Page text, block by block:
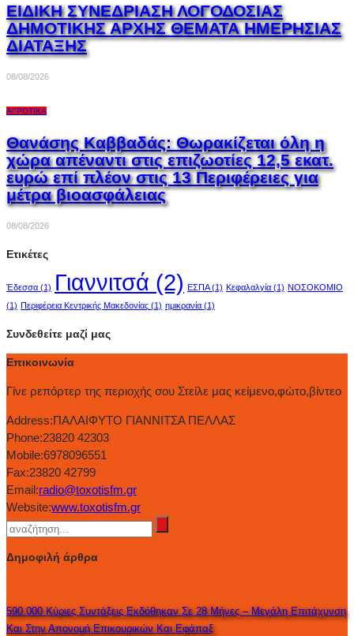
ΕΙΔΙΚΗ ΣΥΝΕΔΡΙΑΣΗ ΛΟΓΟΔΟΣΙΑΣ
ΔΗΜΟΤΙΚΗΣ ΑΡΧΗΣ ΘΕΜΑΤΑ ΗΜΕΡΗΣΙΑΣ
ΔΙΑΤΑΞΗΣ
08/08/2026
ΑΓΡΟΤΙΚΆ
Θανάσης Καββαδάς: Θωρακίζεται όλη η
χώρα απέναντι στις επιζωοτίες 12,5 εκατ.
ευρώ επί πλέον στις 13 Περιφέρειες για
μέτρα βιοασφάλειας
08/08/2026
Ετικέτες
Έδεσσα (1) Γιαννιτσά (2) ΕΣΠΑ(1) Κεφαλαλγία (1) ΝΟΣΟΚΟΜΙΟ
(1) Περιφέρεια Κεντρικής Μακεδονίας (1) ημικρανία (1)
Συνδεθείτε μαζί μας
Επικοινωνία
Γίνε ρεπόρτερ της περιοχής σου Στείλε μας κείμενο,φώτο,βίντεο
Address:ΠΑΛΑΙΦΥΤΟ ΓΙΑΝΝΙΤΣΑ ΠΕΛΛΑΣ
Phone:23820 42303
Mobile:6978096551
Fax:23820 42799
Email:radio@toxotisfm.gr
Website:www.toxotisfm.gr
Δημοφιλή άρθρα
590.000 Κύριες Συντάξεις Εκδόθηκαν Σε 28 Μήνες – Μεγάλη Επιτάχυνση
Και Στην Απονομή Επικουρικών Και Εφάπαξ